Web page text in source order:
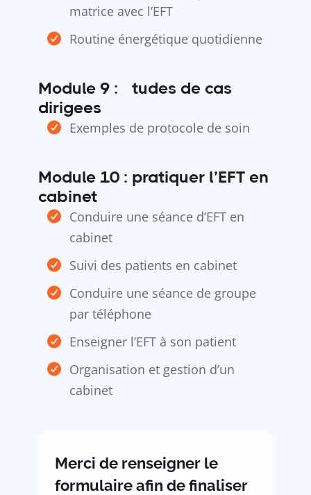
matrice avec l’EFT
Routine énergétique quotidienne
Module 9 : Études de cas
dirigees
Exemples de protocole de soin
Module 10 : pratiquer l’EFT en
cabinet
Conduire une séance d’EFT en
cabinet
Suivi des patients en cabinet
Conduire une séance de groupe
par téléphone
Enseigner l’EFT à son patient
Organisation et gestion d’un
cabinet
Merci de renseigner le
formulaire afin de finaliser